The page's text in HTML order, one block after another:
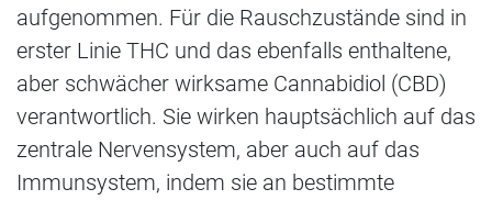
aufgenommen. Für die Rauschzustände sind in
erster Linie THC und das ebenfalls enthaltene,
aber schwächer wirksame Cannabidiol (CBD)
verantwortlich. Sie wirken hauptsächlich auf das
zentrale Nervensystem, aber auch auf das
Immunsystem, indem sie an bestimmte